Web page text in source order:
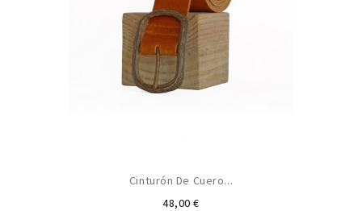
Cinturón De Cuero...
48,00 €Precio